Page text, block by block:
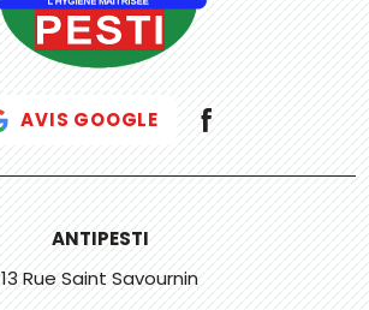
AVIS GOOGLE
ANTIPESTI
13 Rue Saint Savournin